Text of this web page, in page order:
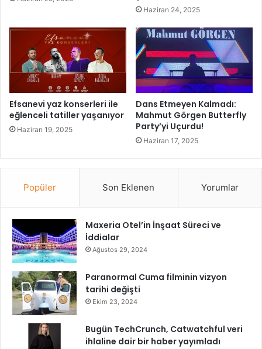
n
’
a
G
e
e
ş
e
ü
l
’
n
d
e
e
B
ü
y
ü
k
Haziran 24, 2025
Efsanevi yaz konserleri ile
eğlenceli tatiller yaşanıyor
Haziran 19, 2025
Dans Etmeyen Kalmadı:
Mahmut Görgen Butterfly
Party’yi Uçurdu!
Haziran 17, 2025
Popüler Son Eklenen Yorumlar
Maxeria Otel’in İnşaat Süreci ve
İddialar
Ağustos 29, 2024
Paranormal Cuma filminin vizyon
tarihi değişti
Ekim 23, 2024
Bugün TechCrunch, Catwatchful veri
ihlaline dair bir haber yayımladı